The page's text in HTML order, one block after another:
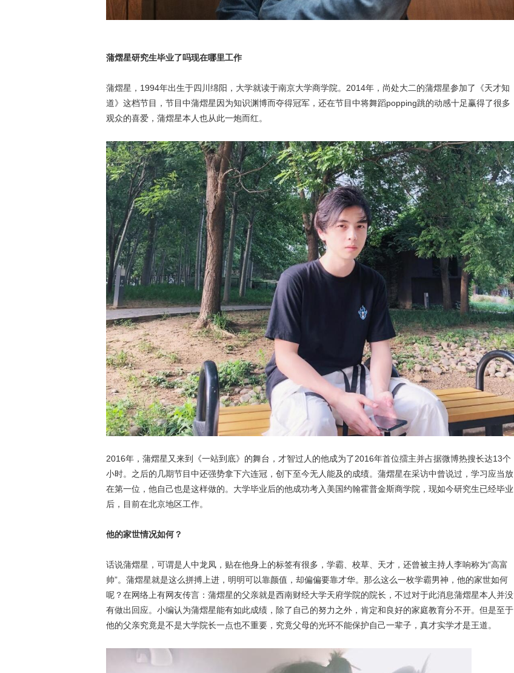
蒲熠星研究生毕业了吗现在哪里工作
蒲熠星，1994年出生于四川绵阳，大学就读于南京大学商学院。2014年，尚处大二的蒲熠星参加了《天才知
道》这档节目，节目中蒲熠星因为知识渊博而夺得冠军，还在节目中将舞蹈popping跳的动感十足赢得了很多
观众的喜爱，蒲熠星本人也从此一炮而红。
2016年，蒲熠星又来到《一站到底》的舞台，才智过人的他成为了2016年首位擂主并占据微博热搜长达13个
小时。之后的几期节目中还强势拿下六连冠，创下至今无人能及的成绩。蒲熠星在采访中曾说过，学习应当放
在第一位，他自己也是这样做的。大学毕业后的他成功考入美国约翰霍普金斯商学院，现如今研究生已经毕业
后，目前在北京地区工作。
他的家世情况如何？
话说蒲熠星，可谓是人中龙凤，贴在他身上的标签有很多，学霸、校草、天才，还曾被主持人李响称为“高富
帅”。蒲熠星就是这么拼搏上进，明明可以靠颜值，却偏偏要靠才华。那么这么一枚学霸男神，他的家世如何
呢？在网络上有网友传言：蒲熠星的父亲就是西南财经大学天府学院的院长，不过对于此消息蒲熠星本人并没
有做出回应。小编认为蒲熠星能有如此成绩，除了自己的努力之外，肯定和良好的家庭教育分不开。但是至于
他的父亲究竟是不是大学院长一点也不重要，究竟父母的光环不能保护自己一辈子，真才实学才是王道。